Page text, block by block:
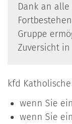
Dank an
Gruppe
Zuversicht
kfd
wenn Sie
wenn Sie